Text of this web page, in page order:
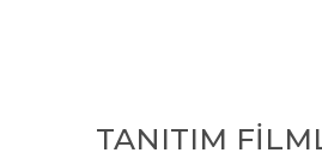
TANITIM